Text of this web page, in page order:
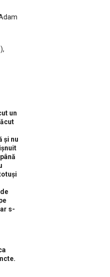
un
și nu
s-